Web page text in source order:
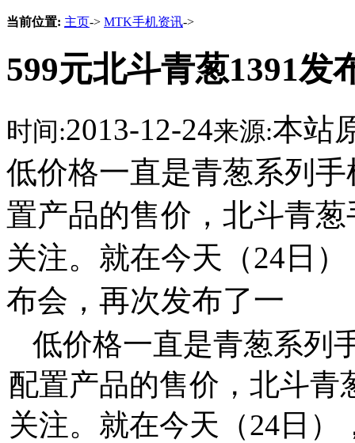
当前位置: 主页-> MTK手机资讯->
599元北斗青葱1391发
时间:2013-12-24来源:本站
低价格一直是青葱系列
置产品的售价，北斗青
关注。就在今天（24日
布会，再次发布了一
低价格一直是青葱系列
配置产品的售价，北斗青
关注。就在今天（24日